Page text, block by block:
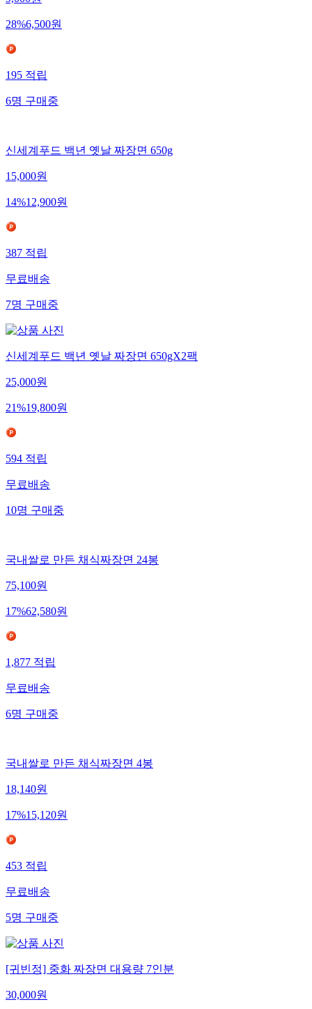
28%6,500원
195 적립
6명 구매중
신세계푸드 백년 옛날 짜장면 650g
15,000원
14%12,900원
387적립
무료배송
7명구매중
신세계푸드 백년 옛날 짜장면 650gX2팩
25,000원
21%19,800원
594적립
무료배송
10명구매중
국내쌀로 만든 채식짜장면 24봉
75,100원
17%62,580원
1,877적립
무료배송
6명구매중
국내쌀로 만든 채식짜장면 4봉
18,140원
17%15,120원
453적립
무료배송
5명구매중
[귀빈정] 중화 짜장면 대용량 7인분
30,000원